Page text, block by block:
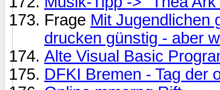
Frage Mit Jugendlichen
drucken günstig - aber
Alte Visual Basic
DFKI Bremen - Tag der